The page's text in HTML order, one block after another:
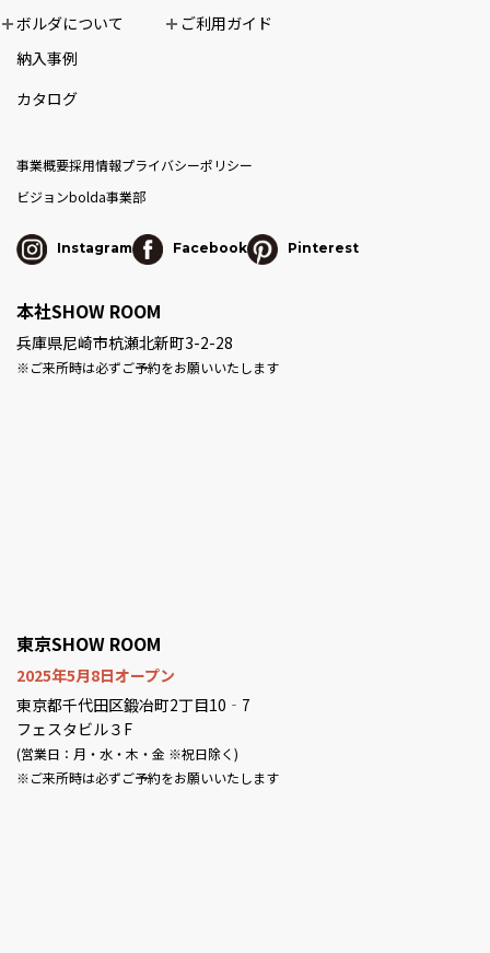
ボルダについて
納入事例
カタログ
ご利用ガイド
事業概要採用情報プライバシーポリシー
ビジョンbolda事業部
Instagram Facebook Pinterest
本社SHOW ROOM
兵庫県尼崎市杭瀬北新町3-2-28
※ご来所時は必ずご予約をお願いいたします
東京SHOW ROOM
2025年5月8日オープン
東京都千代田区鍛冶町2丁目10‐7
フェスタビル３F
(営業日：月・水・木・金 ※祝日除く)
※ご来所時は必ずご予約をお願いいたします